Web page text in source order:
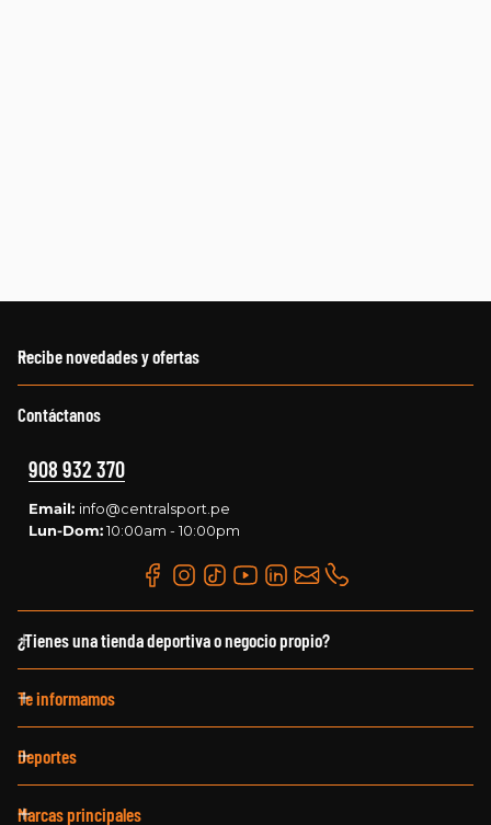
Recibe novedades y ofertas
Contáctanos
908 932 370
Email: info@centralsport.pe
Lun-Dom: 10:00am - 10:00pm
¿Tienes una tienda deportiva o negocio propio?
Te informamos
Deportes
Marcas principales